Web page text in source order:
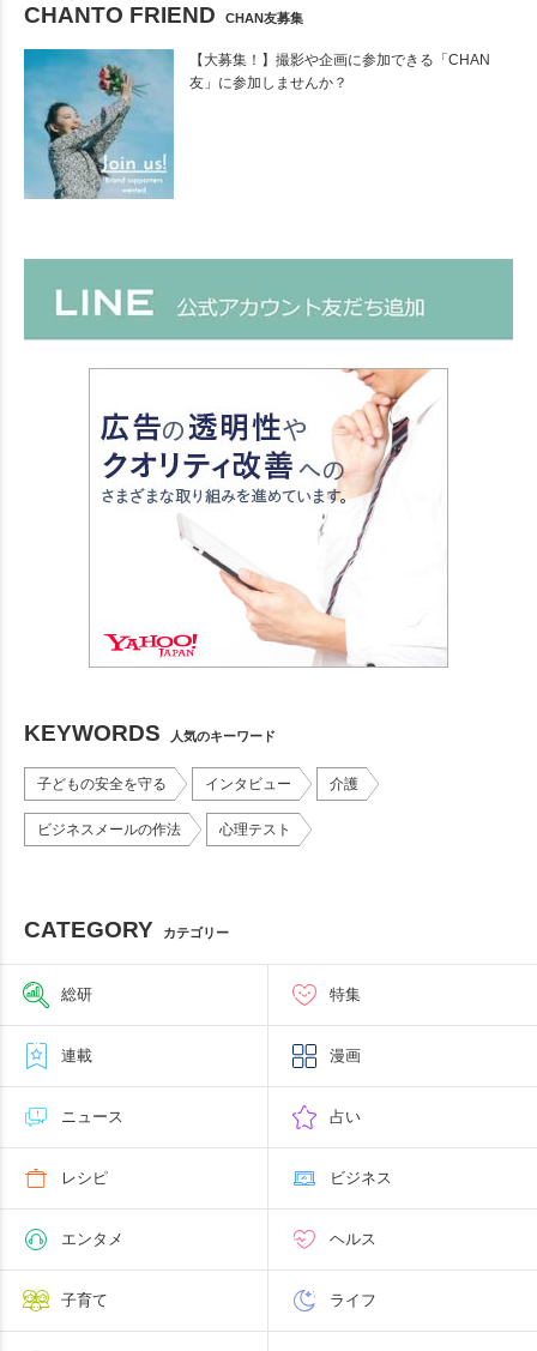
CHANTO FRIEND CHAN友募集
【大募集！】撮影や企画に参加できる「CHAN
友」に参加しませんか？
KEYWORDS 人気のキーワード
子どもの安全を守る インタビュー 介護
ビジネスメールの作法 心理テスト
CATEGORY カテゴリー
総研 特集
連載 漫画
ニュース 占い
レシピ ビジネス
エンタメ ヘルス
子育て ライフ